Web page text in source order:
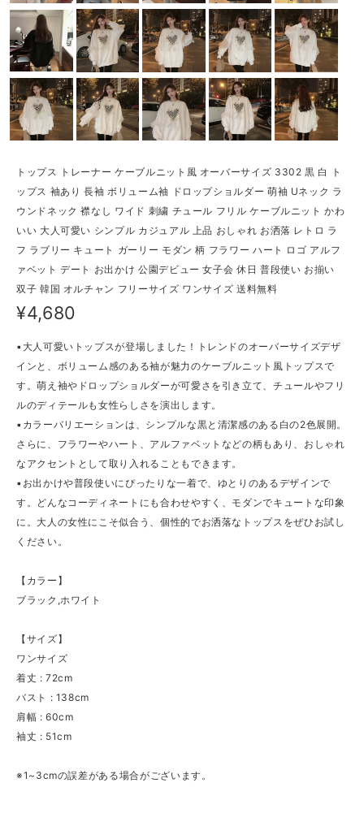
トップス トレーナー ケーブルニット風 オーバーサイズ 3302 黒 白 ト
ップス 袖あり 長袖 ボリューム袖 ドロップショルダー 萌袖 Uネック ラ
ウンドネック 襟なし ワイド 刺繍 チュール フリル ケーブルニット かわ
いい 大人可愛い シンプル カジュアル 上品 おしゃれ お洒落 レトロ ラ
フ ラブリー キュート ガーリー モダン 柄 フラワー ハート ロゴ アルフ
ァベット デート お出かけ 公園デビュー 女子会 休日 普段使い お揃い
双子 韓国 オルチャン フリーサイズ ワンサイズ 送料無料
¥4,680
▪大人可愛いトップスが登場しました！トレンドのオーバーサイズデザ
インと、ボリューム感のある袖が魅力のケーブルニット風トップスで
す。萌え袖やドロップショルダーが可愛さを引き立て、チュールやフリ
ルのディテールも女性らしさを演出します。
▪カラーバリエーションは、シンプルな黒と清潔感のある白の2色展開。
さらに、フラワーやハート、アルファベットなどの柄もあり、おしゃれ
なアクセントとして取り入れることもできます。
▪お出かけや普段使いにぴったりな一着で、ゆとりのあるデザインで
す。どんなコーディネートにも合わせやすく、モダンでキュートな印象
に。大人の女性にこそ似合う、個性的でお洒落なトップスをぜひお試し
ください。
【カラー】
ブラック,ホワイト
【サイズ】
ワンサイズ
着丈 : 72cm
バスト : 138cm
肩幅 : 60cm
袖丈 : 51cm
※1~3cmの誤差がある場合がございます。